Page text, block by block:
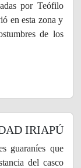
por Teófilo
en esta zona y
de los
IRIAPÚ
guaraníes que
del casco